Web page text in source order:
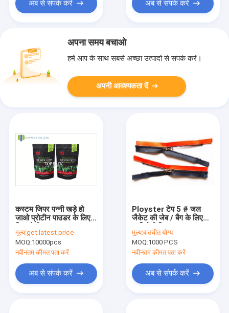
अब से संपर्क करें अब से संपर्क करें
अपना समय बचाओ
हमें आप के साथ सबसे अच्छा उत्पादों से संपर्क करें।
अपनी आवश्यकता दें
कस्टम जिपर पन्नी खड़े हो
जाओ प्रोटीन पाउडर के लिए
1000g
मूल्य:get latest price
MOQ:10000pcs
नवीनतम कीमत पता करें
अब से संपर्क करें
Ployster टेप 5 # जल
जैकेट की जेब / बैग के लिए
प्रतिरोधी जिपर
मूल्य:बातचीत योग्य
MOQ:1000 PCS
नवीनतम कीमत पता करें
अब से संपर्क करें